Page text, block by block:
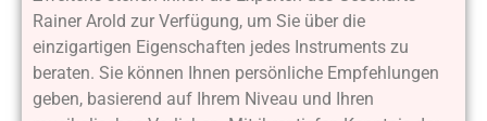
Rainer Arold zur Verfügung, um Sie über die
einzigartigen Eigenschaften jedes Instruments zu
beraten. Sie können Ihnen persönliche Empfehlungen
geben, basierend auf Ihrem Niveau und Ihren